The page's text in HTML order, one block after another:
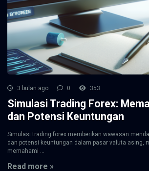
3 bulan ago 0 353
Simulasi Trading Forex:
dan Potensi Keuntungan
Simulasi trading forex memberikan wawasan
dan potensi keuntungan dalam pasar valuta asing,
memahami ...
Read more »